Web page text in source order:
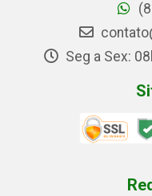
Seg a Sex: